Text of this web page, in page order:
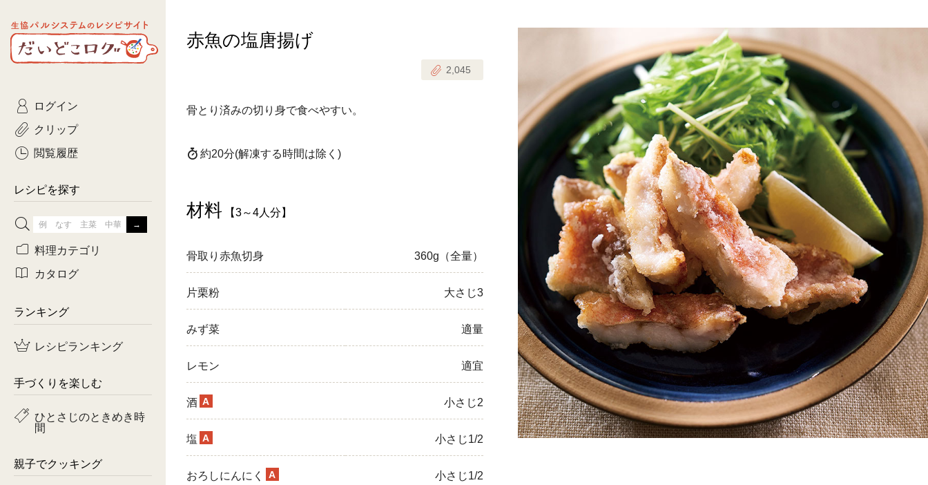
生協パルシステムのレシピ
サイト
だいどこログ
赤魚の塩唐揚げ
2,045
骨とり済みの切り身で食べやすい。
約20分(解凍する時間は除く)
材料 【3～4人分】
骨取り赤魚切身 360g（全量）
片栗粉 大さじ3
みず菜 適量
レモン 適宜
酒 A 小さじ2
塩 A 小さじ1/2
おろしにんにく A 小さじ1/2
ログイン
クリップ
閲覧履歴
レシピを探す
ひとさじのときめき時間
おきらくだ
つくりおき肉魚菜菜セット
料理カテゴリ
主菜
常備菜・作りおき
カタログ
コトコト
yumyumいっしょごはん
ぷれーんぺいじ
ランキング
レシピランキング
手づくりを楽しむ
ひとさじのときめき時
間
親子でクッキング